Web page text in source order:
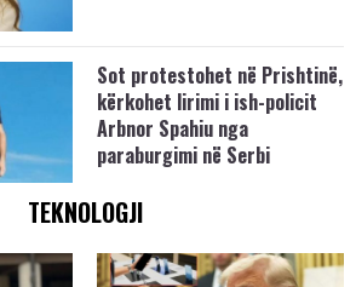
Sot protestohet në Prishtinë,
kërkohet lirimi i ish-policit
Arbnor Spahiu nga
paraburgimi në Serbi
TEKNOLOGJI